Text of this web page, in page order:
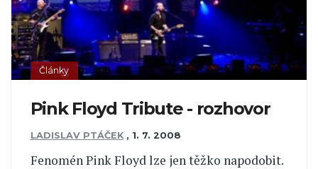
Články
Pink Floyd Tribute - rozhovor
LADISLAV PTÁČEK , 1. 7. 2008
Fenomén Pink Floyd lze jen těžko napodobit.